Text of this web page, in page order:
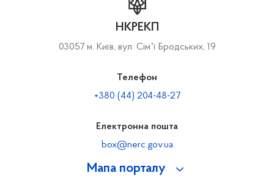
Мапа порталу
НКРЕКП
03057 м. Київ, вул. Сімʼї Бродських, 19
Телефон
+380 (44) 204-48-27
Електронна пошта
box@nerc.gov.ua